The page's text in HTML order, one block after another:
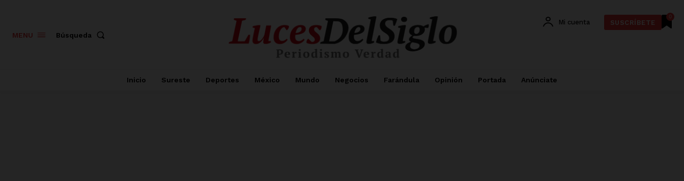
MENU Búsqueda
0
Mi cuenta SUSCRÍBETE
Inicio Sureste Deportes México Mundo Negocios Farándula Opinión Portada Anúnciate